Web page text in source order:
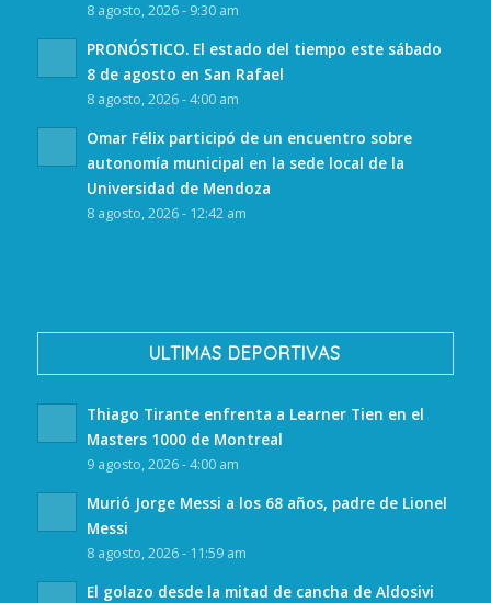
8 agosto, 2026 - 9:30 am
PRONÓSTICO. El estado del tiempo este sábado
8 de agosto en San Rafael
8 agosto, 2026 - 4:00 am
Omar Félix participó de un encuentro sobre
autonomía municipal en la sede local de la
Universidad de Mendoza
8 agosto, 2026 - 12:42 am
ULTIMAS DEPORTIVAS
Thiago Tirante enfrenta a Learner Tien en el
Masters 1000 de Montreal
9 agosto, 2026 - 4:00 am
Murió Jorge Messi a los 68 años, padre de Lionel
Messi
8 agosto, 2026 - 11:59 am
El golazo desde la mitad de cancha de Aldosivi